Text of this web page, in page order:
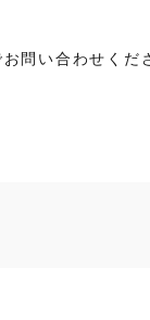
問い合わせくだ